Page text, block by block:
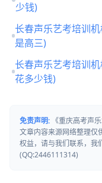
少钱)
长春声乐艺考培训
是高三)
长春声乐艺考培训
花多少钱)
免责声明: 《重庆高考声
文章内容来源网络整理仅
权益，请与我们联系，我
(QQ:2446111314)